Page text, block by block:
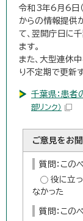
令和3年6月6日
からの情報提供
て、翌開庁日に
ます。
また、大型連休
り不定期で更新
千葉県：患者
部リンク）
ご意見をお
質問：この
役に立
なかった
質問：この